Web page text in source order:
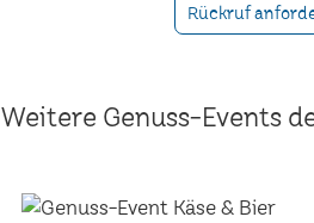
Rückruf
Weitere Genuss-Events